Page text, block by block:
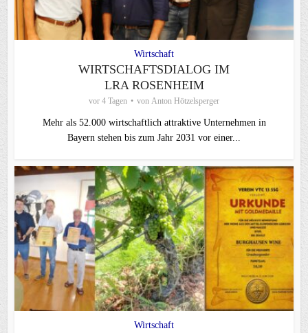
Wirtschaft
WIRTSCHAFTSDIALOG IM
LRA ROSENHEIM
vor 4 Tagen von Anton Hötzelsperger
Mehr als 52.000 wirtschaftlich attraktive Unternehmen in
Bayern stehen bis zum Jahr 2031 vor einer...
Wirtschaft